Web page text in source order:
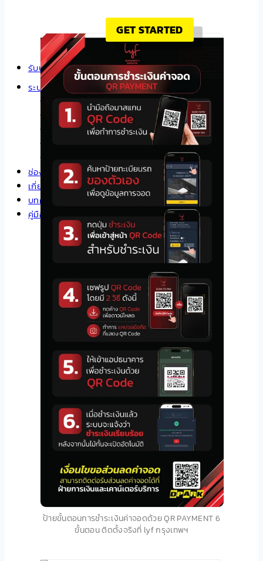
GET STARTED
รับบริหารลานจอดรถ
ระบบที่จอดรถ
เช่าที่จอดรถ
ที่จอดรถยนต์
ที่จอดมอเตอร์ไซค์
ช่องจอดรถ
เกี่ยวกับเรา
บทความ
คู่มือ
ป้ายขั้นตอนการชำระเงินค่าจอดด้วย QR PAYMENT 6
ขั้นตอน ติดตั้งจริงที่ lyf กรุงเทพฯ